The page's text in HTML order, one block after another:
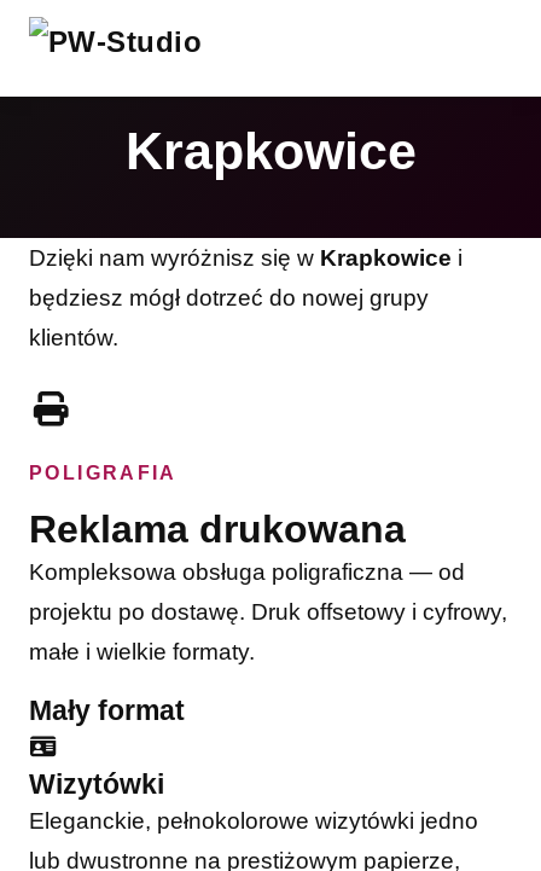
Krapkowice
Dzięki nam wyróżnisz się w Krapkowice i
będziesz mógł dotrzeć do nowej grupy
klientów.
POLIGRAFIA
Reklama drukowana
Kompleksowa obsługa poligraficzna — od
projektu po dostawę. Druk offsetowy i cyfrowy,
małe i wielkie formaty.
Mały format
Wizytówki
Eleganckie, pełnokolorowe wizytówki jedno
lub dwustronne na prestiżowym papierze,